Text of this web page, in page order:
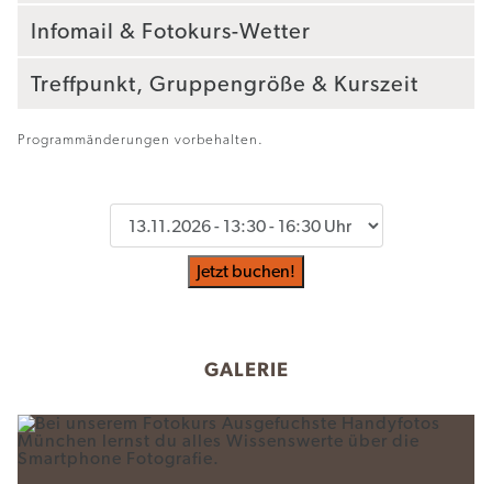
Infomail & Fotokurs-Wetter
Treffpunkt, Gruppengröße & Kurszeit
Programmänderungen vorbehalten.
Jetzt buchen!
GALERIE